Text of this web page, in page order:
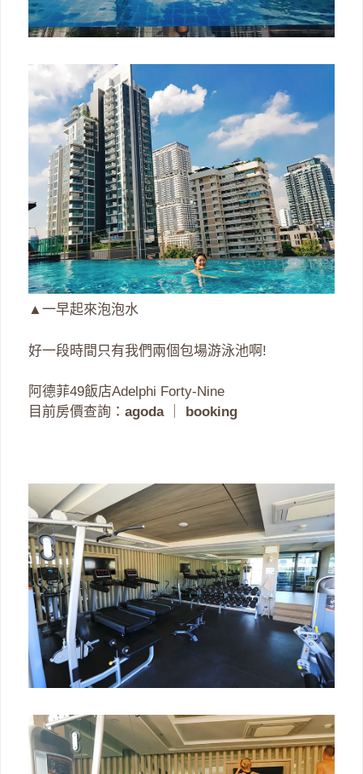
▲一早起來泡泡水
好一段時間只有我們兩個包場游泳池啊!
阿德菲49飯店Adelphi Forty-Nine
目前房價查詢： agoda｜ booking